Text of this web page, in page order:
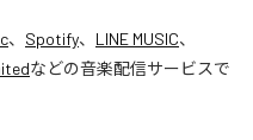
、 Spotify、 LINE MUSIC、
などの音楽配信サービスで